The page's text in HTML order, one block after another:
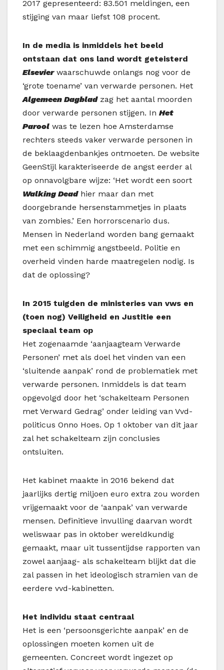
2017 gepresenteerd: 83.501 meldingen, een
stijging van maar liefst 108 procent.
In de media is inmiddels het beeld
ontstaan dat ons land wordt geteisterd
Elsevierwaarschuwde onlangs nog voor de
‘grote toename’ van verwarde personen. Het
Algemeen Dagbladzag het aantal moorden
door verwarde personen stijgen. In Het
Parool was te lezen hoe Amsterdamse
rechters steeds vaker verwarde personen in
de beklaagdenbankjes ontmoeten. De website
GeenStijl karakteriseerde de angst eerder al
op onnavolgbare wijze: ‘Het wordt een soort
Walking Deadhier maar dan met
doorgebrande hersenstammetjes in plaats
van zombies.’ Een horrorscenario dus.
Mensen in Nederland worden bang gemaakt
met een schimmig angstbeeld. Politie en
overheid vinden harde maatregelen nodig. Is
dat de oplossing?
In 2015 tuigden de ministeries van vws en
(toen nog) Veiligheid en Justitie een
speciaal team op
Het zogenaamde ‘aanjaagteam Verwarde
Personen’ met als doel het vinden van een
‘sluitende aanpak’ rond de problematiek met
verwarde personen. Inmiddels is dat team
opgevolgd door het ‘schakelteam Personen
met Verward Gedrag’ onder leiding van Vvd-
politicus Onno Hoes. Op 1 oktober van dit jaar
zal het schakelteam zijn conclusies
ontsluiten.
Het kabinet maakte in 2016 bekend dat
jaarlijks dertig miljoen euro extra zou worden
vrijgemaakt voor de ‘aanpak’ van verwarde
mensen. Definitieve invulling daarvan wordt
weliswaar pas in oktober wereldkundig
gemaakt, maar uit tussentijdse rapporten van
zowel aanjaag- als schakelteam blijkt dat die
zal passen in het ideologisch stramien van de
eerdere vvd-kabinetten.
Het individu staat centraal
Het is een ‘persoonsgerichte aanpak’ en de
oplossingen moeten komen uit de
gemeenten. Concreet wordt ingezet op